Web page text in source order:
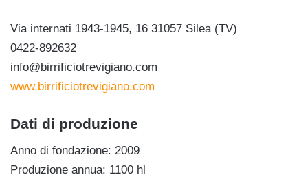
Via internati 1943-1945, 16 31057 Silea (TV)
0422-892632
info@birrificiotrevigiano.com
www.birrificiotrevigiano.com
Dati di produzione
Anno di fondazione: 2009
Produzione annua: 1100 hl